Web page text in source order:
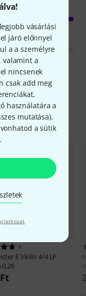
vásárlási
járó előnnyel
a a személyre
valamint a
nincsenek
csak add meg
használatára a
mutatása).
a sütik
6
E Violin 4/4 LP